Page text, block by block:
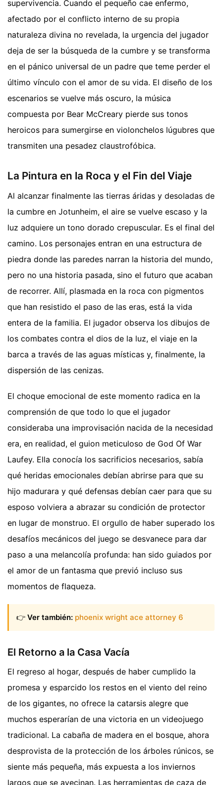
supervivencia. Cuando el pequeño cae enfermo,
afectado por el conflicto interno de su propia
naturaleza divina no revelada, la urgencia del jugador
deja de ser la búsqueda de la cumbre y se transforma
en el pánico universal de un padre que teme perder el
último vínculo con el amor de su vida. El diseño de los
escenarios se vuelve más oscuro, la música
compuesta por Bear McCreary pierde sus tonos
heroicos para sumergirse en violonchelos lúgubres que
transmiten una pesadez claustrofóbica.
La Pintura en la Roca y el Fin del Viaje
Al alcanzar finalmente las tierras áridas y desoladas de
la cumbre en Jotunheim, el aire se vuelve escaso y la
luz adquiere un tono dorado crepuscular. Es el final del
camino. Los personajes entran en una estructura de
piedra donde las paredes narran la historia del mundo,
pero no una historia pasada, sino el futuro que acaban
de recorrer. Allí, plasmada en la roca con pigmentos
que han resistido el paso de las eras, está la vida
entera de la familia. El jugador observa los dibujos de
los combates contra el dios de la luz, el viaje en la
barca a través de las aguas místicas y, finalmente, la
dispersión de las cenizas.
El choque emocional de este momento radica en la
comprensión de que todo lo que el jugador
consideraba una improvisación nacida de la necesidad
era, en realidad, el guion meticuloso de God Of War
Laufey. Ella conocía los sacrificios necesarios, sabía
qué heridas emocionales debían abrirse para que su
hijo madurara y qué defensas debían caer para que su
esposo volviera a abrazar su condición de protector
en lugar de monstruo. El orgullo de haber superado los
desafíos mecánicos del juego se desvanece para dar
paso a una melancolía profunda: han sido guiados por
el amor de un fantasma que previó incluso sus
momentos de flaqueza.
👉 Ver también: phoenix wright ace attorney 6
El Retorno a la Casa Vacía
El regreso al hogar, después de haber cumplido la
promesa y esparcido los restos en el viento del reino
de los gigantes, no ofrece la catarsis alegre que
muchos esperarían de una victoria en un videojuego
tradicional. La cabaña de madera en el bosque, ahora
desprovista de la protección de los árboles rúnicos, se
siente más pequeña, más expuesta a los inviernos
largos que se avecinan. Las herramientas de caza de